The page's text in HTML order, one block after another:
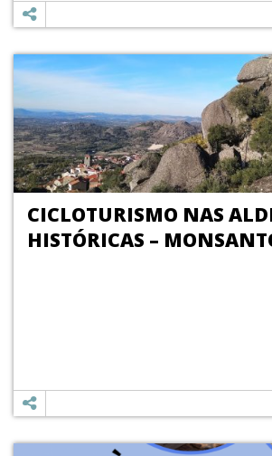
CICLOTURISMO NAS
HISTÓRICAS –